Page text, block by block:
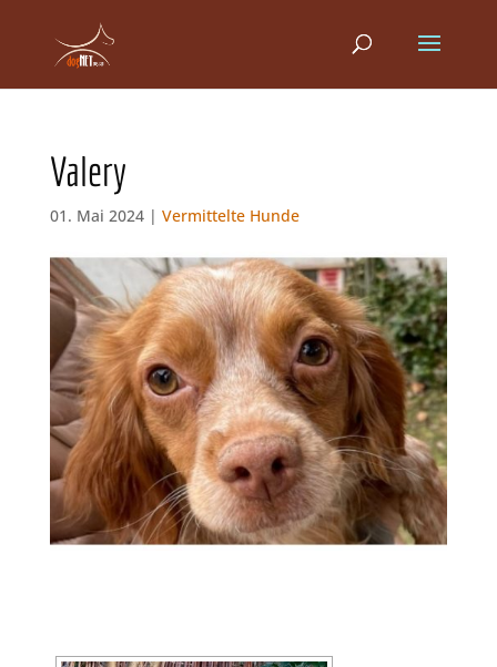
Valery
01. Mai 2024 | Vermittelte Hunde